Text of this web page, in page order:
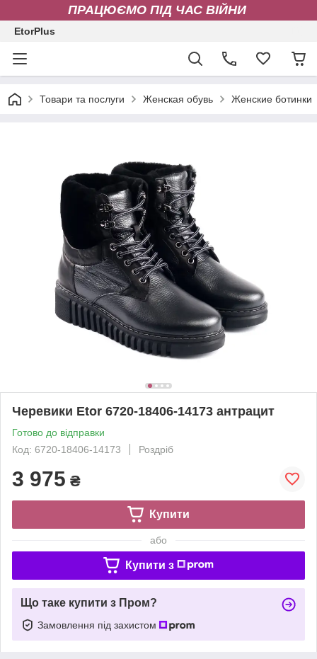
ПРАЦЮЄМО ПІД ЧАС ВІЙНИ
EtorPlus
Товари та послуги Женская обувь Женские ботинки
Черевики Etor 6720-18406-14173 антрацит
Готово до відправки
Код: 6720-18406-14173
Роздріб
3 975 ₴
Купити
або
Купити з
Що таке купити з Пром?
Замовлення під захистом